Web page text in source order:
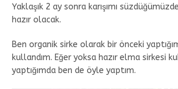
Yaklaşık 2 ay sonra karışımı
hazır olacak.
Ben organik sirke olarak bir önceki
kullandım. Eğer yoksa hazır elma sirkesi
yaptığımda ben de öyle yaptım.